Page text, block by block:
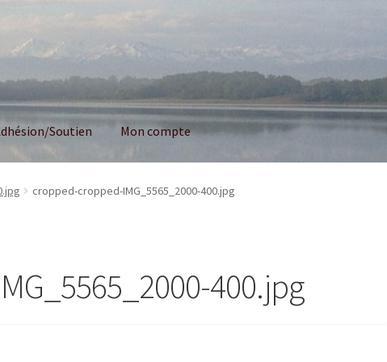
Soutien Mon compte
cropped-cropped-IMG_5565_2000-400.jpg
400.jpg